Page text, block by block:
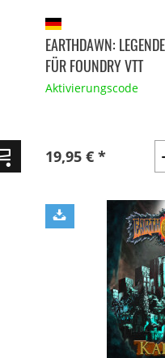
EARTHDAWN:
FÜR FOUNDRY VTT
Aktivierungscode
19,95 € *